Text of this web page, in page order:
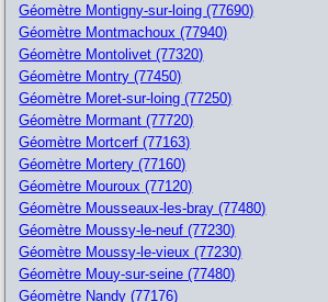
Géomètre Montigny-sur-loing (77690)
Géomètre Montmachoux (77940)
Géomètre Montolivet (77320)
Géomètre Montry (77450)
Géomètre Moret-sur-loing (77250)
Géomètre Mormant (77720)
Géomètre Mortcerf (77163)
Géomètre Mortery (77160)
Géomètre Mouroux (77120)
Géomètre Mousseaux-les-bray (77480)
Géomètre Moussy-le-neuf (77230)
Géomètre Moussy-le-vieux (77230)
Géomètre Mouy-sur-seine (77480)
Géomètre Nandy (77176)